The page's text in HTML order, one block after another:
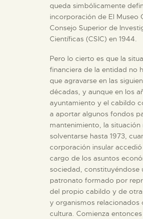
queda simbólicamente
incorporación de El Museo
Consejo Superior de
Científicas (CSIC) en 1944.
Pero lo cierto es que la
financiera de la entidad no
que agravarse en las
décadas, y aunque en los
ayuntamiento y el cabildo
a aportar algunos fondos
mantenimiento, la situación
solventarse hasta 1973,
corporación insular
cargo de los asuntos
sociedad, constituyéndose
patronato formado por
del propio cabildo y de
y organismos relacionados
cultura. Comienza